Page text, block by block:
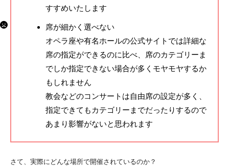
すすめいたします
席が細かく選べない
オペラ座や有名ホールの公式サイトでは詳細な
席の指定ができるのに比べ、席のカテゴリーま
でしか指定できない場合が多くモヤモヤするか
もしれません
教会などのコンサートは自由席の設定が多く、
指定できてもカテゴリーまでだったりするので
あまり影響がないと思われます
さて、実際にどんな場所で開催されているのか？